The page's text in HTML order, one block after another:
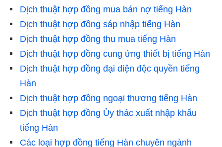
Dịch thuật hợp đồng mua bán nợ tiếng Hàn
Dịch thuật hợp đồng sáp nhập tiếng Hàn
Dịch thuật hợp đồng thu mua tiếng Hàn
Dịch thuật hợp đồng cung ứng thiết bị tiếng Hàn
Dịch thuật hợp đồng đại diện độc quyền tiếng
Hàn
Dịch thuật hợp đồng ngoại thương tiếng Hàn
Dịch thuật hợp đồng Ủy thác xuất nhập khẩu
tiếng Hàn
Các loại hợp đồng tiếng Hàn chuyên ngành